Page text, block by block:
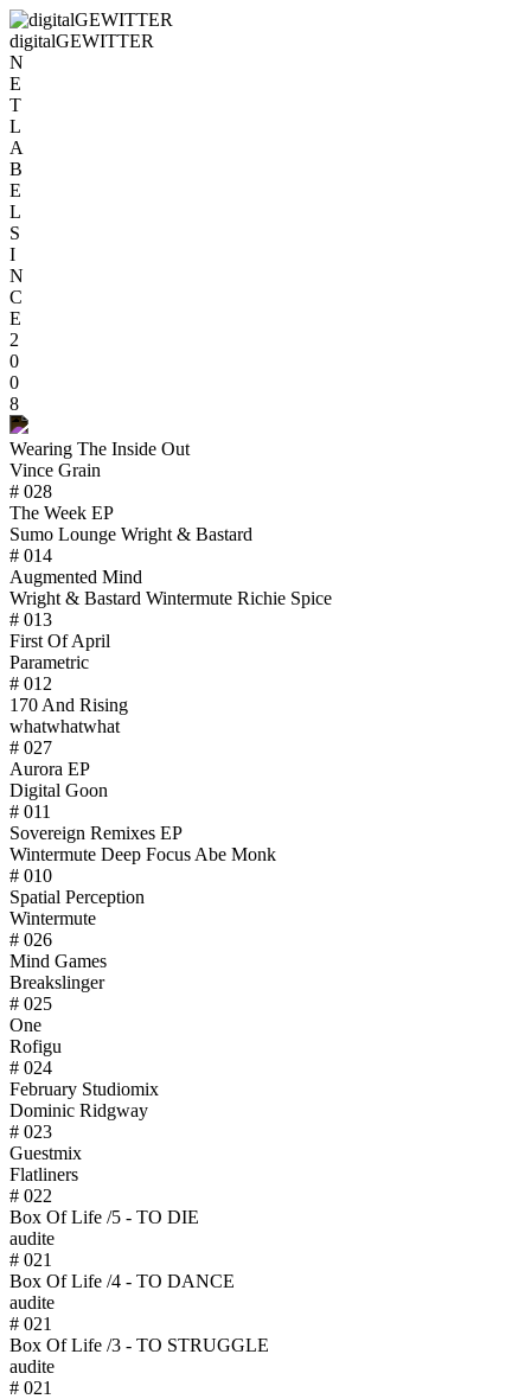
digitalGEWITTER
N
E
T
L
A
B
E
L
S
I
N
C
E
2
0
0
8
Wearing The Inside Out
Vince Grain
# 028
The Week EP
Sumo Lounge Wright & Bastard
# 014
Augmented Mind
Wright & Bastard Wintermute Richie Spice
# 013
First Of April
Parametric
# 012
170 And Rising
whatwhatwhat
# 027
Aurora EP
Digital Goon
# 011
Sovereign Remixes EP
Wintermute Deep Focus Abe Monk
# 010
Spatial Perception
Wintermute
# 026
Mind Games
Breakslinger
# 025
One
Rofigu
# 024
February Studiomix
Dominic Ridgway
# 023
Guestmix
Flatliners
# 022
Box Of Life /5 - TO DIE
audite
# 021
Box Of Life /4 - TO DANCE
audite
# 021
Box Of Life /3 - TO STRUGGLE
audite
# 021